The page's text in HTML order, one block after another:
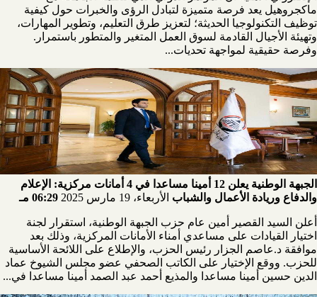
ماكجروهيل يعد فرصة متميزة لتبادل الرؤى والخبرات حول كيفية
توظيف التكنولوجيا الحديثة؛ لتعزيز طرق التعليم، وتطوير المهارات،
وتهيئة الأجيال القادمة لسوق العمل المتغير والمتطور باستمرار.
وفرصة حقيقية لمواجهة تحديات...
الجبهة الوطنية يعلن 12 أمينا مساعدا في 4 أمانات مركزية: الإعلام
والدفاع وريادة الأعمال والشباب الأربعاء، 19 مارس 2025 06:29 مـ
أعلن السيد القصير أمين عام حزب الجبهة الوطنية، استقرار لجنة
اختيار القيادات على مساعدي أمناء الأمانات المركزية، وذلك بعد
موافقة د.عاصم الجزار رئيس الحزب، والإطلاع على اللائحة الأساسية
للحزب. ووقع الإختيار على الكاتب الصحفي عضو مجلس الشيوخ عماد
الدين حسين أمينا مساعدا والمذيع أحمد عبد الصمد أمينا مساعدا في...